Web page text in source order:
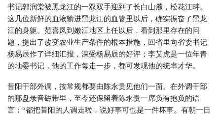
书记郭润棠被黑龙江的一双双手迎到了长白山麓，松花江畔。
这几位新鲜的血液输进黑龙江的血管里以后，确实振奋了黑龙
江的身躯。范喜凤到嫩江地区上任以后，看到那里存在的问
题，提出了改变农业生产条件的根本措施，回省里向省委书记
杨易辰作了详细汇报，深受杨易辰的好评；李艾虎是一位年青
的地委书记，他的工作每走一步，都可发现他的统率才华。
昔阳干部外调，按常规都要由陈永贵见他们一面。在外调干部
的那盘录音磁带里，至今还保留着陈永贵一席负有抱负的语
言：“都把昔阳的人调走啦，说好事可也是一件坏事。有朝一日